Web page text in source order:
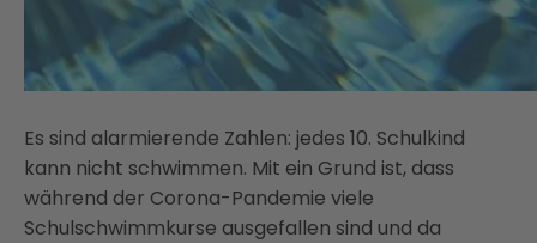
Es sind alarmierende Zahlen: jedes 10. Schulkind
kann nicht schwimmen. Mit ein Grund ist, dass
während der Corona-Pandemie viele
Schulschwimmkurse ausgefallen sind und da